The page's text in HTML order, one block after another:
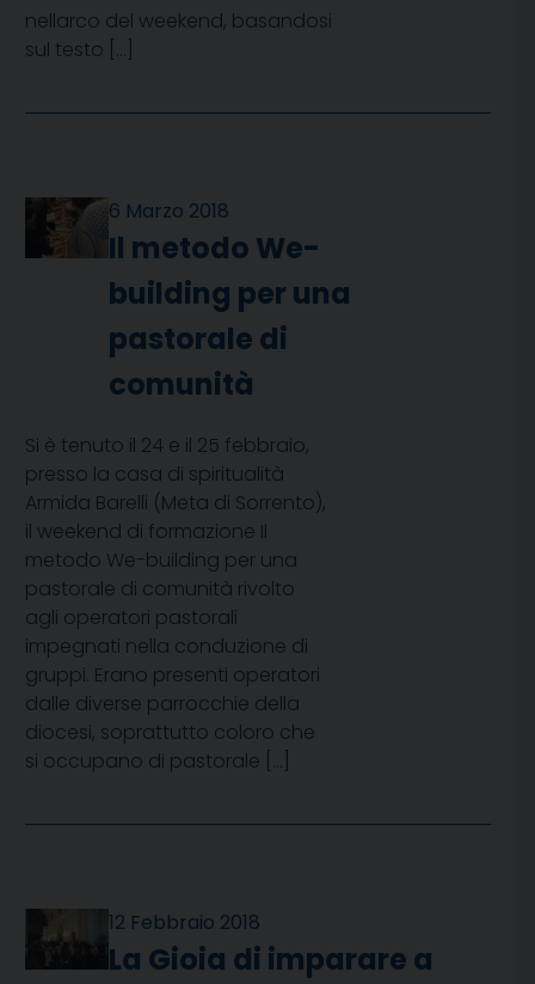
nellarco del weekend, basandosi
sul testo […]
6 Marzo 2018
Il metodo We-
building per una
pastorale di
comunità
Si è tenuto il 24 e il 25 febbraio,
presso la casa di spiritualità
Armida Barelli (Meta di Sorrento),
il weekend di formazione Il
metodo We-building per una
pastorale di comunità rivolto
agli operatori pastorali
impegnati nella conduzione di
gruppi. Erano presenti operatori
dalle diverse parrocchie della
diocesi, soprattutto coloro che
si occupano di pastorale […]
12 Febbraio 2018
La Gioia di imparare a